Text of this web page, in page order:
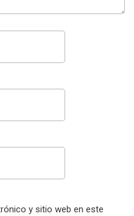
y sitio web en este